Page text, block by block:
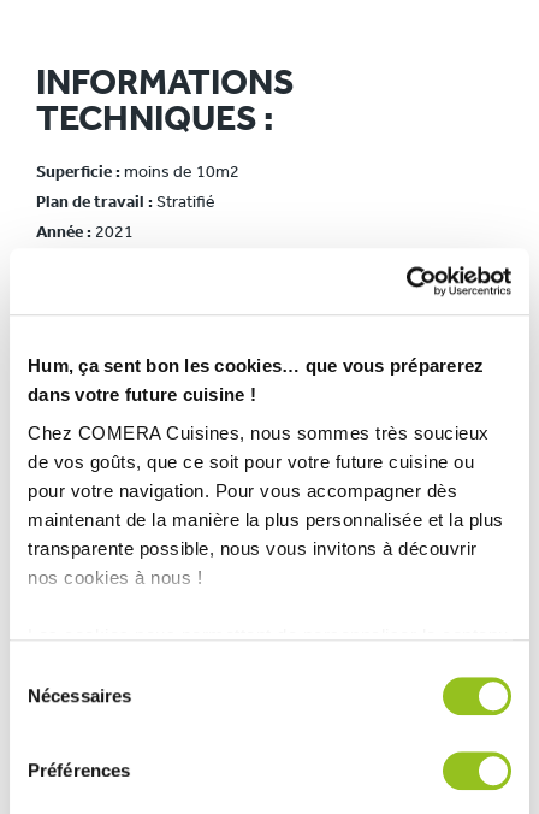
Hum, ça sent bon les cookies… que vous préparerez
dans votre future cuisine !
Chez COMERA Cuisines, nous sommes très soucieux
de vos goûts, que ce soit pour votre future cuisine ou
pour votre navigation. Pour vous accompagner dès
maintenant de la manière la plus personnalisée et la plus
transparente possible, nous vous invitons à découvrir
nos cookies à nous !
médias sociaux et d'analyser notre trafic. Nous
partageons également des informations sur l'utilisation de
notre site avec nos partenaires de médias sociaux, de
publicité et d'analyse, qui peuvent combiner celles-ci
Nécessaires
Préférences
INFORMATIONS
TECHNIQUES :
Superficie : moins de 10m2
Plan de travail : Stratifié
Année : 2021
COMERA Cuisines à Orléans Fleury-les-Aubrais (45)
Rencontrez votre cuisiniste
Prendre rendez-vous
PETITE CUISINE GRISE AVEC COIN REPAS
Cuisine rustique de charme